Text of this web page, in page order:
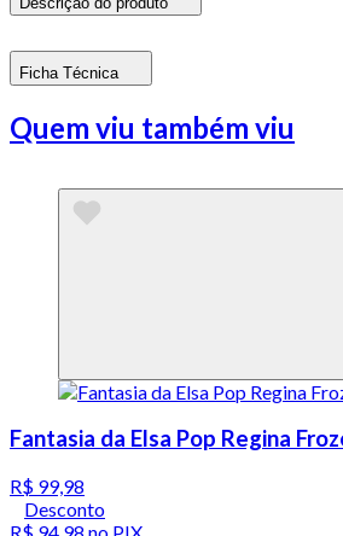
Ficha Técnica
Quem viu também viu
Fantasia da Elsa Pop Regina
R$ 99,98
Desconto